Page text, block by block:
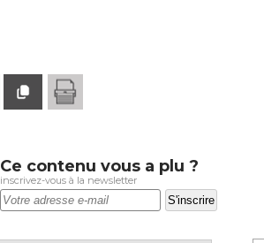
Ce contenu vous a plu ?
inscrivez-vous à la newsletter